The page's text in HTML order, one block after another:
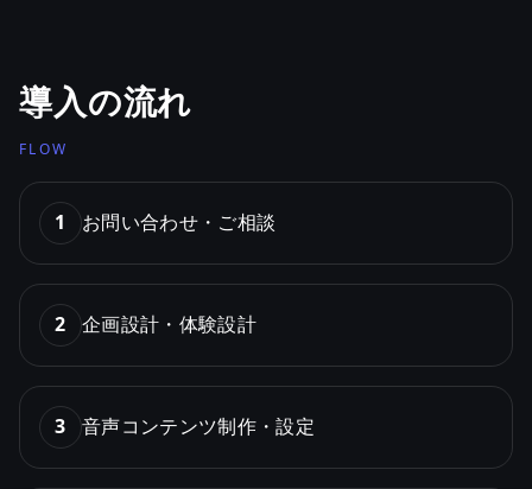
導入の流れ
FLOW
1 お問い合わせ・ご相談
2 企画設計・体験設計
3 音声コンテンツ制作・設定